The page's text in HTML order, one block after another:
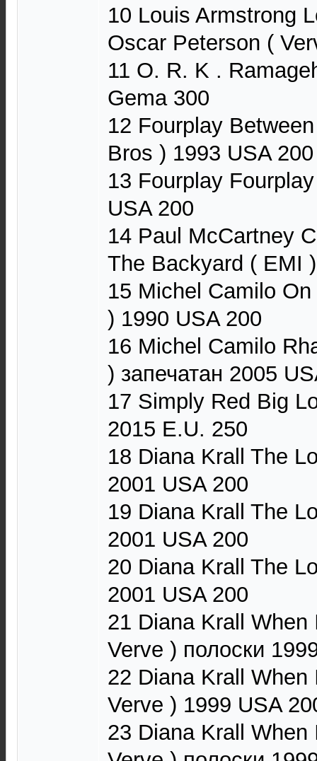
10 Louis Armstrong
Oscar Peterson (
11 O. R. K .
Gema 300
12 Fourplay
Bros ) 1993 USA 200
13 Fourplay
USA 200
14 Paul McCartney
The Backyard ( EMI
15 Michel Camilo
) 1990 USA 200
16 Michel Camilo
) запечатан 2005
17 Simply Red Big
2015 E.U. 250
18 Diana Krall The
2001 USA 200
19 Diana Krall The
2001 USA 200
20 Diana Krall The
2001 USA 200
21 Diana Krall
Verve ) полоски
22 Diana Krall
Verve ) 1999 USA
23 Diana Krall